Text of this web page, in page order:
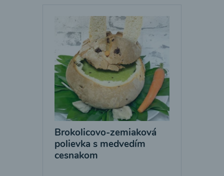
Brokolicovo-zemiaková
polievka s medvedím
cesnakom